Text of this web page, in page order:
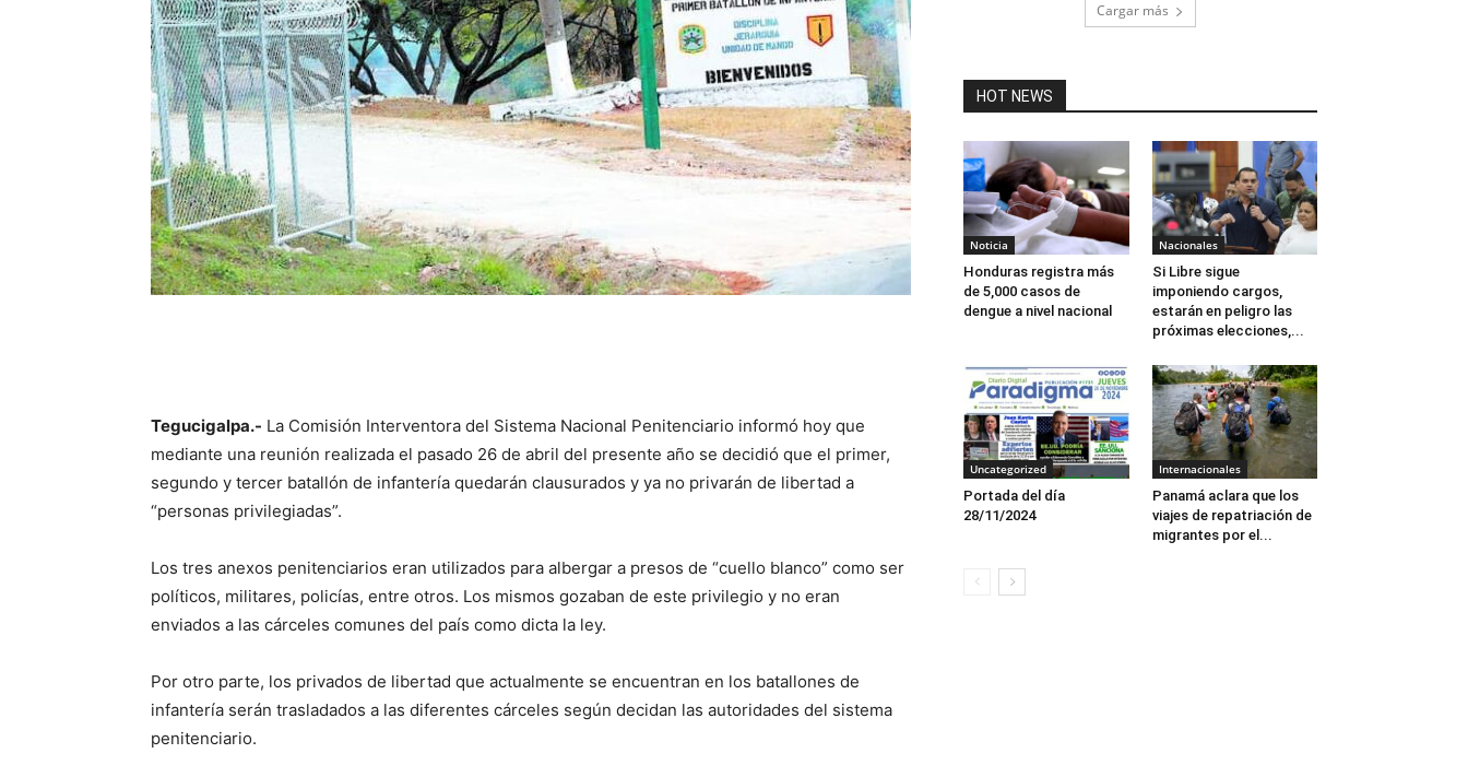
Tegucigalpa.- La Comisión Interventora del Sistema Nacional Penitenciario informó hoy que
mediante una reunión realizada el pasado 26 de abril del presente año se decidió que el primer,
segundo y tercer batallón de infantería quedarán clausurados y ya no privarán de libertad a
“personas privilegiadas”.
Los tres anexos penitenciarios eran utilizados para albergar a presos de “cuello blanco” como ser
políticos, militares, policías, entre otros. Los mismos gozaban de este privilegio y no eran
enviados a las cárceles comunes del país como dicta la ley.
Por otro parte, los privados de libertad que actualmente se encuentran en los batallones de
infantería serán trasladados a las diferentes cárceles según decidan las autoridades del sistema
penitenciario.
Cargar más
HOT NEWS
Noticia
Honduras registra más
de 5,000 casos de
dengue a nivel nacional
Nacionales
Si Libre sigue
imponiendo cargos,
estarán en peligro las
próximas elecciones,...
Uncategorized
Portada del día
28/11/2024
Internacionales
Panamá aclara que los
viajes de repatriación de
migrantes por el...